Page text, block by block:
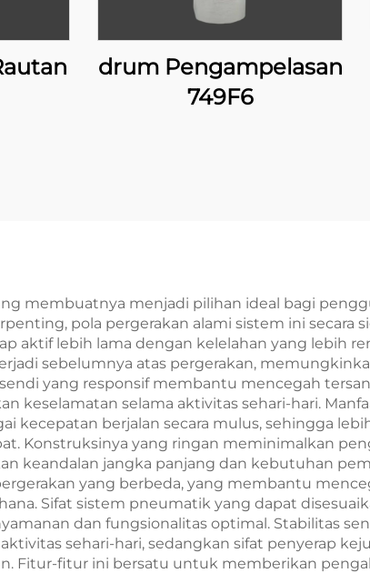
drum Pengampelasan
749F6
membuatnya menjadi pilihan ideal bagi
pola pergerakan alami sistem ini secara
aktif lebih lama dengan kelelahan yang lebih
sebelumnya atas pergerakan,
yang responsif membantu mencegah
keselamatan selama aktivitas sehari-hari.
kecepatan berjalan secara mulus, sehingga
Konstruksinya yang ringan meminimalkan
keandalan jangka panjang dan kebutuhan
yang berbeda, yang membantu
Sifat sistem pneumatik yang dapat
dan fungsionalitas optimal. Stabilitas
sehari-hari, sedangkan sifat penyerap
Fitur-fitur ini bersatu untuk memberikan